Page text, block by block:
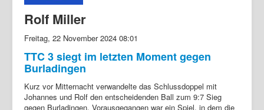
Berichte
Bilder
Links
Sonstiges
Archiv
Login
Rolf Miller
Freitag, 22 November 2024 08:01
TTC 3 siegt im letzten Moment gegen
Burladingen
Kurz vor Mitternacht verwandelte das Schlussdoppel mit
Johannes und Rolf den entscheidenden Ball zum 9:7 Sieg
gegen Burladingen. Vorausgegangen war ein Spiel, in dem die